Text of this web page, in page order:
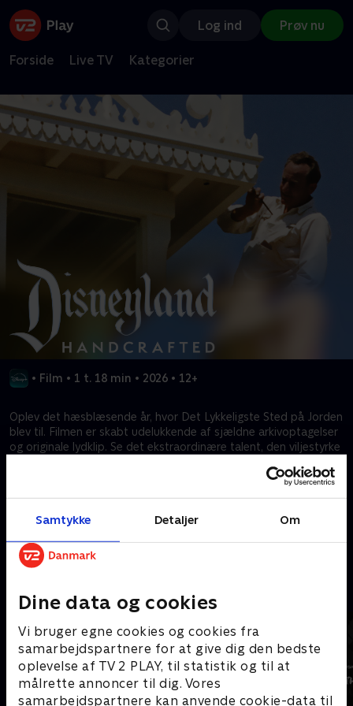
Samtykke Detaljer Om
Dine data og cookies
Vi bruger egne cookies og cookies fra
samarbejdspartnere for at give dig den bedste
oplevelse af TV 2 PLAY, til statistik og til at
målrette annoncer til dig. Vores
samarbejdspartnere kan anvende cookie-data til
Log ind Prøv nu
Forside Live TV Kategorier
• Film • 1 t. 18 min • 2026 • 12+
Oplev det hæsblæsende år, hvor Det Lykkeligste Sted på Jorden
blev til. Filmen er skabt udelukkende af sjældne arkivoptagelser
og originale lydklip. Se det ekstraordinære talent, den viljestyrke
gøre Walt Disneys umulige drøm til virkelighed – fra første
Kræver tilkøb
Mere indhold fra Disney+